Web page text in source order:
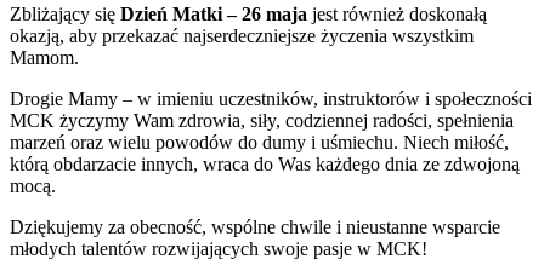
Zbliżający się Dzień Matki – 26 maja jest również doskonałą
okazją, aby przekazać najserdeczniejsze życzenia wszystkim
Mamom.
Drogie Mamy – w imieniu uczestników, instruktorów i społeczności
MCK życzymy Wam zdrowia, siły, codziennej radości, spełnienia
marzeń oraz wielu powodów do dumy i uśmiechu. Niech miłość,
którą obdarzacie innych, wraca do Was każdego dnia ze zdwojoną
mocą.
Dziękujemy za obecność, wspólne chwile i nieustanne wsparcie
młodych talentów rozwijających swoje pasje w MCK!